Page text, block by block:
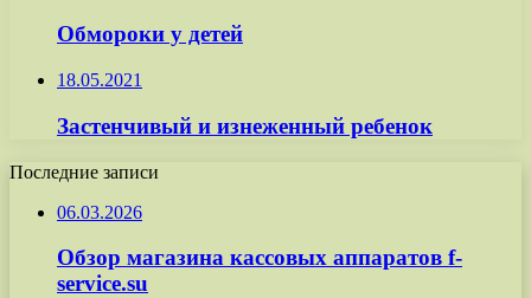
Обмороки у детей
18.05.2021
Застенчивый и изнеженный ребенок
Последние записи
06.03.2026
Обзор магазина кассовых аппаратов f-
service.su